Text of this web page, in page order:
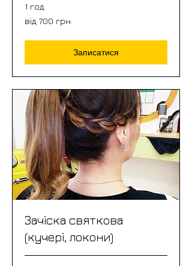
1 год
від
700
від 700 грн.
Записатися
Зачіска святкова
(кучері, локони)